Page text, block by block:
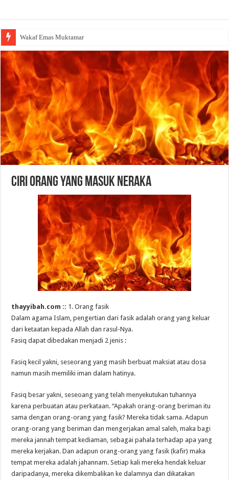
Wakaf Emas Muktamar
Ciri Orang yang Masuk Neraka
thayyibah.com :: 1. Orang fasik
Dalam agama Islam, pengertian dari fasik adalah orang yang keluar
dari ketaatan kepada Allah dan rasul-Nya.
Fasiq dapat dibedakan menjadi 2 jenis :
Fasiq kecil yakni, seseorang yang masih berbuat maksiat atau dosa
namun masih memiliki iman dalam hatinya.
Fasiq besar yakni, seseoang yang telah menyekutukan tuhannya
karena perbuatan atau perkataan. “Apakah orang-orang beriman itu
sama dengan orang-orang yang fasik? Mereka tidak sama. Adapun
orang-orang yang beriman dan mengerjakan amal saleh, maka bagi
mereka jannah tempat kediaman, sebagai pahala terhadap apa yang
mereka kerjakan. Dan adapun orang-orang yang fasik (kafir) maka
tempat mereka adalah jahannam. Setiap kali mereka hendak keluar
daripadanya, mereka dikembalikan ke dalamnya dan dikatakan